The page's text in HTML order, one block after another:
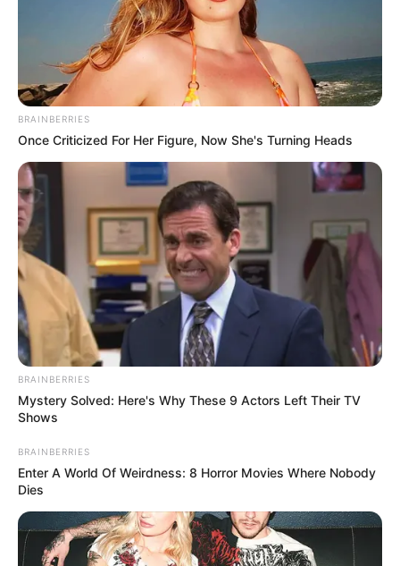
BRAINBERRIES
Once Criticized For Her Figure, Now She's Turning Heads
BRAINBERRIES
Mystery Solved: Here's Why These 9 Actors Left Their TV
Shows
BRAINBERRIES
Enter A World Of Weirdness: 8 Horror Movies Where Nobody
Dies